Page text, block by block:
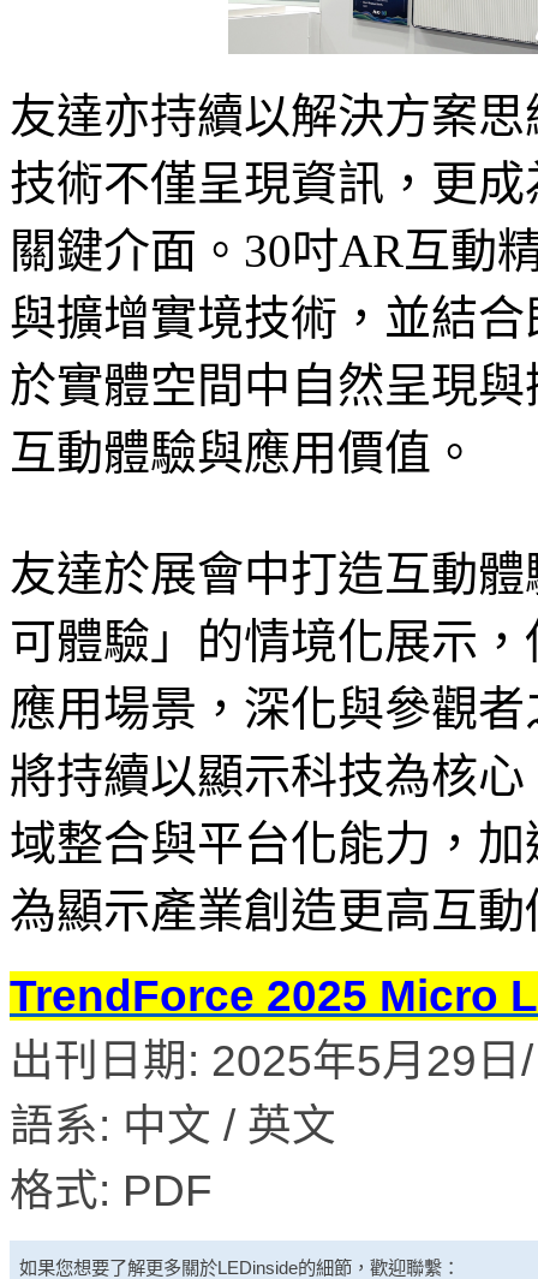
友達亦持續以解決方案
技術不僅呈現資訊，更
關鍵介面。30吋AR互動
與擴增實境技術，並結
於實體空間中自然呈現
互動體驗與應用價值。
友達於展會中打造互動
可體驗」的情境化展示
應用場景，深化與參觀
將持續以顯示科技為核
域整合與平台化能力，
為顯示產業創造更高互
TrendForce 2025 Micro
出刊日期: 2025年5月29日
語系: 中文 / 英文
格式: PDF
如果您想要了解更多關於LEDinside的細節，歡迎聯繫：